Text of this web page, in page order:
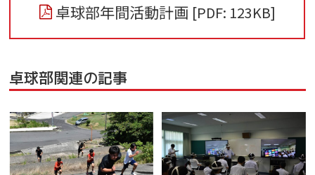
卓球部年間活動計画 [PDF: 123KB]
卓球部関連の記事